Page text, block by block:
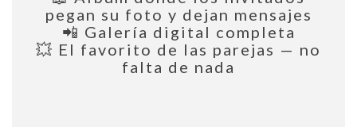
pegan su foto y dejan mensajes
📲 Galería digital completa
💥 El favorito de las parejas — no
falta de nada